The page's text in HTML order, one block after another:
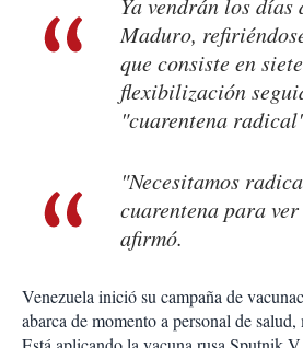
Ya vendrán los
Maduro,
que consiste en
flexibilización
"cuarentena
"Necesitamos
cuarentena para
afirmó.
Venezuela inició su campaña de
abarca de momento a personal de